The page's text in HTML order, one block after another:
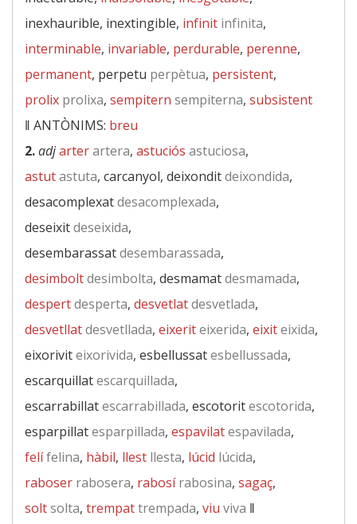
inexhaurible, inextingible, infinit infinita,
interminable, invariable, perdurable, perenne,
permanent, perpetu perpètua, persistent,
prolix prolixa, sempitern sempiterna, subsistent
‖ ANTÒNIMS: breu
2.adjarterartera, astuciós astuciosa,
astutastuta, carcanyol, deixonditdeixondida,
desacomplexatdesacomplexada,
deseixitdeseixida,
desembarassatdesembarassada,
desimboltdesimbolta, desmamatdesmamada,
despertdesperta, desvetlatdesvetlada,
desvetllatdesvetllada, eixeriteixerida, eixiteixida,
eixoriviteixorivida, esbellussatesbellussada,
escarquillatescarquillada,
escarrabillatescarrabillada, escotoritescotorida,
esparpillatesparpillada, espavilatespavilada,
felífelina, hàbil, llest llesta, lúcid lúcida,
raboser rabosera, rabosírabosina, sagaç,
soltsolta, trempattrempada, viu viva ‖